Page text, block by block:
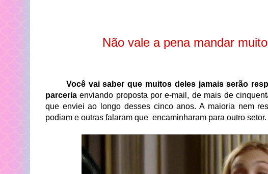
Não vale a pena mandar
Você vai saber que muitos deles jamais serão
parceria enviando proposta por e-mail, de mais de
que enviei ao longo desses cinco anos. A maioria nem
podiam e outras falaram que encaminharam para outro setor.